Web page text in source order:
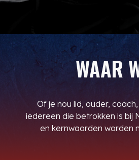
WAAR
Of je nou lid, ouder,
iedereen die betrokken is bij
en kernwaarden worden